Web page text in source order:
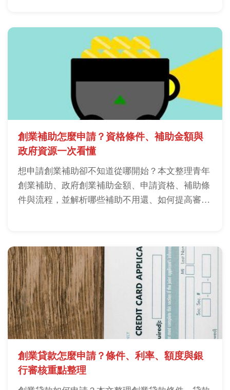
創業補助怎麼申請？資格條件、補助金額與
政府資源一次看懂
想申請創業補助卻不知道從哪開始？本文整理青年
創業補助、政府創業補助金額、申請資格、補助條
件與流程，並解析哪些補助不用還、如何提高審查
創業貸款怎麼申請？條件、利率、額度與銀
行審核重點整理